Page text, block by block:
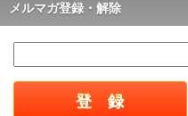
メルマガ登録・解除